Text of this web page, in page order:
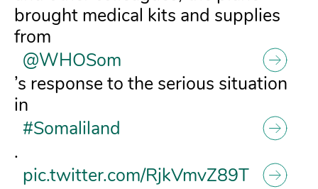
brought medical kits and supplies
from
@WHOSom
’s response to the serious situation
in
#Somaliland
.
pic.twitter.com/RjkVmvZ89T